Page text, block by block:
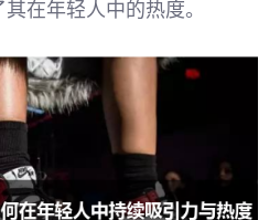
在年轻人中的热度。